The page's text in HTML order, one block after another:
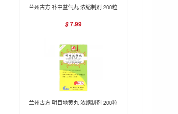
兰州古方 补中益气丸 浓缩制剂 200粒
$7.99
兰州古方 明目地黄丸 浓缩制剂 200粒